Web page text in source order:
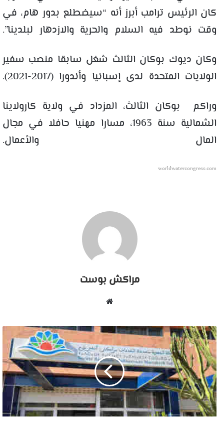
كان الرئيس ترامب أبرز أنه “سيضطلع بدور هام، في
وقت نوطد فيه السلام والحرية والازدهار لبلدينا”.
وكان ديوك بوكان الثالث شغل سابقا منصب سفير
الولايات المتحدة لدى إسبانيا وأندورا (2017-2021).
وراكم بوكان الثالث، المزداد في ولاية كارولاينا
الشمالية سنة 1963، مسارا مهنيا حافلا في مجال
المال والأعمال.
worldwatercongress.com
مراكش بوست